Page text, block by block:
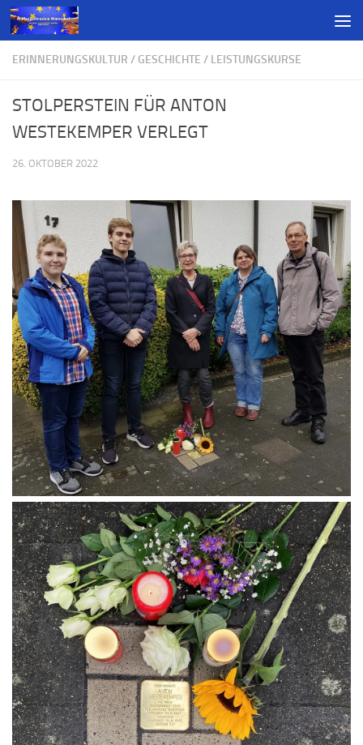
ERINNERUNGSKULTUR / GESCHICHTE / LEISTUNGSKURSE
STOLPERSTEIN FÜR ANTON
WESTEKEMPER VERLEGT
26. OKTOBER 2022